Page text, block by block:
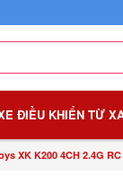
ĐIỀU KHIỂN TỪ
XK K200 4CH 2.4G RC